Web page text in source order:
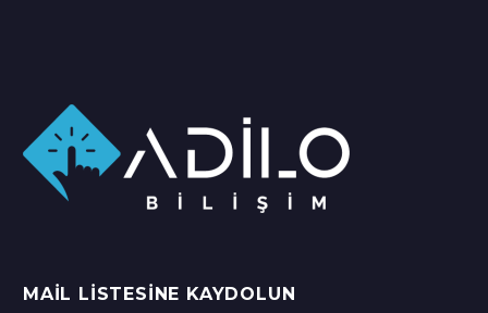
MAIL LISTESINE KAYDOLUN